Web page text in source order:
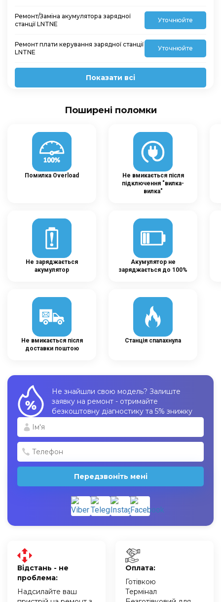
Ремонт/Заміна акумулятора зарядної
станції LNTNE
Уточнюйте
Ремонт плати керування зарядної станції
LNTNE
Уточнюйте
Показати всі
Поширені поломки
Помилка Overload
Не вмикається після
підключення "вилка-
вилка"
Не заряджається
акумулятор
Акумулятор не
заряджається до 100%
Не вмикається після
доставки поштою
Станція спалахнула
Не знайшли свою модель? Залиште
заявку на ремонт - отримайте
безкоштовну діагностику та 5% знижку
Передзвоніть мені
Відстань - не
проблема:
Надсилайте ваш
Оплата:
Готівкою
Термінал